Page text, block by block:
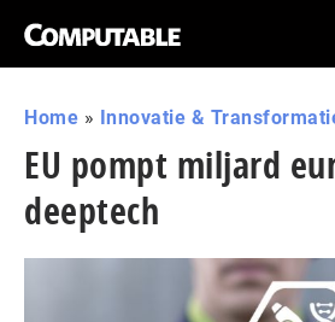
Home » Innovatie &
EU pompt miljard
deeptech